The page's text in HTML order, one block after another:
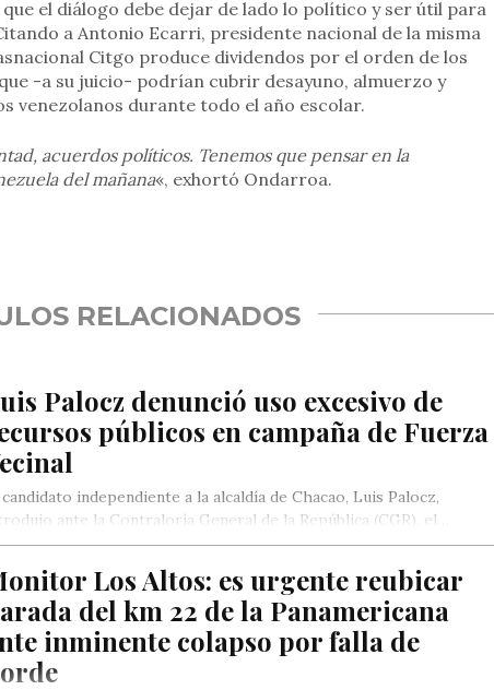
el diálogo debe dejar de lado lo político y ser útil para
a Antonio Ecarri, presidente nacional de la misma
Citgo produce dividendos por el orden de los
-a su juicio- podrían cubrir desayuno, almuerzo y
venezolanos durante todo el año escolar.
acuerdos políticos. Tenemos que pensar en la
del mañana«, exhortó Ondarroa.
RELACIONADOS
Palocz denunció uso excesivo de
públicos en campaña de Fuerza
independiente a la alcaldía de Chacao, Luis Palocz,
ante la Contraloría General de la República (CGR), el…
Los Altos: es urgente reubicar
del km 22 de la Panamericana
inminente colapso por falla de